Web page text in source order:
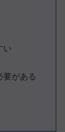
い
要がある